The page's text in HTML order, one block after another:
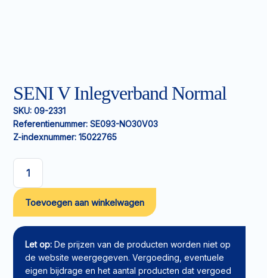
SENI V Inlegverband Normal
SKU: 09-2331
Referentienummer: SE093-NO30V03
Z-indexnummer: 15022765
SENI
V
Inlegverband
Normal
aantal
Toevoegen aan winkelwagen
Let op: De prijzen van de producten worden niet op
de website weergegeven. Vergoeding, eventuele
eigen bijdrage en het aantal producten dat vergoed